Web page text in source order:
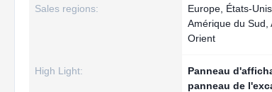
Sales regions:
Europe, États-
Amérique du Sud,
Orient
High Light: Panneau
panneau de